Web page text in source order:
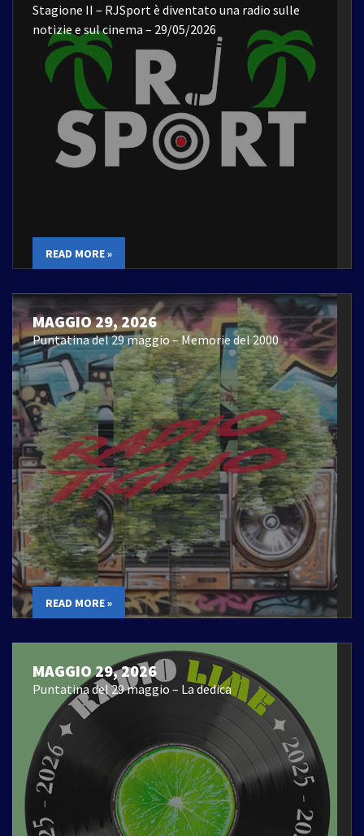
Stagione II – RJSport è diventato una radio sulle
notizie e sul cinema – 29/05/2026
READ MORE »
MAGGIO 29, 2026
Puntatina del 29 maggio – Memorie del 2000
READ MORE »
MAGGIO 29, 2026
Puntatina del 29 maggio – La dedica